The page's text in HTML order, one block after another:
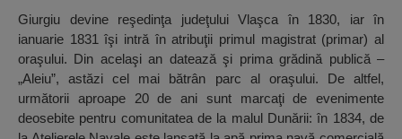
Giurgiu devine reşedinţa judeţului Vlaşca în 1830, iar în
ianuarie 1831 îşi intră în atribuţii primul magistrat (primar) al
oraşului. Din acelaşi an datează şi prima grădină publică –
„Aleiu”, astăzi cel mai bătrân parc al oraşului. De altfel,
următorii aproape 20 de ani sunt marcaţi de evenimente
deosebite pentru comunitatea de la malul Dunării: în 1834, de